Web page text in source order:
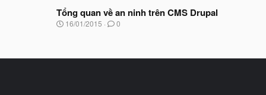
đ
ầ
à
y
b
đ
Tổng quan về an ninh trên CMS Drupal
N
b
16/01/2015 0